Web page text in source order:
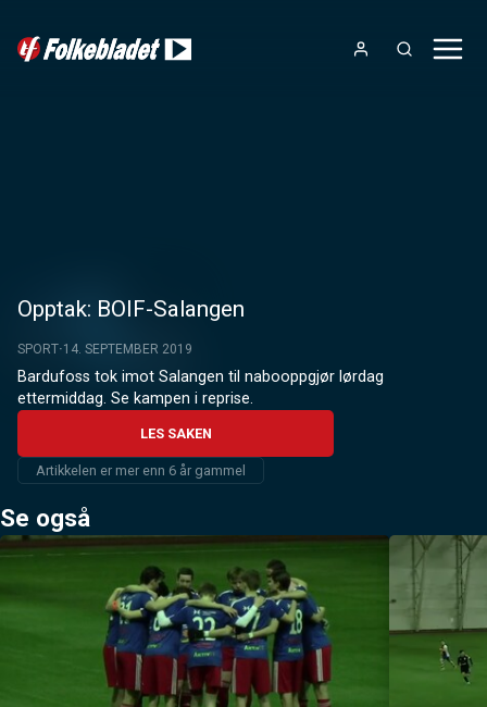
Opptak: BOIF-Salangen
SPORT 14. SEPTEMBER 2019
Bardufoss tok imot Salangen til nabooppgjør lørdag
ettermiddag. Se kampen i reprise.
LES SAKEN
Artikkelen er mer enn 6 år gammel
Se også